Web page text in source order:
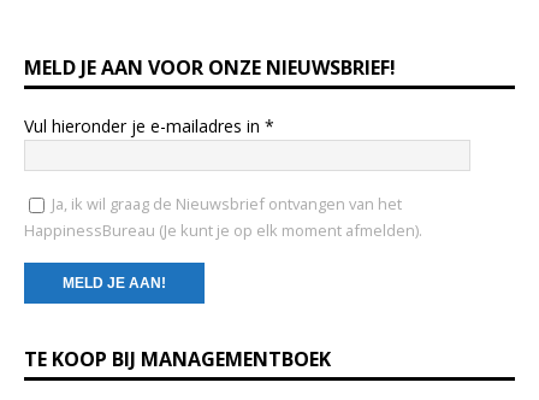
MELD JE AAN VOOR ONZE NIEUWSBRIEF!
Vul hieronder je e-mailadres in *
Ja, ik wil graag de Nieuwsbrief ontvangen van het
HappinessBureau (Je kunt je op elk moment afmelden).
o
n
TE KOOP BIJ MANAGEMENTBOEK